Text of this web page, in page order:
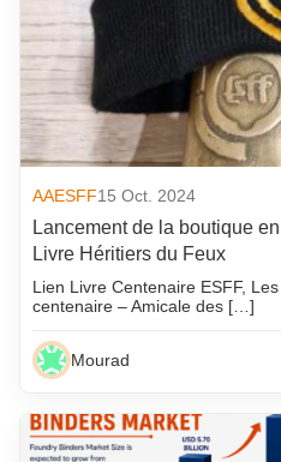
AAESFF15 Oct. 2024
Lancement de la boutique
Livre Héritiers du Feux
Lien Livre Centenaire ESFF,
centenaire – Amicale des […]
Mourad